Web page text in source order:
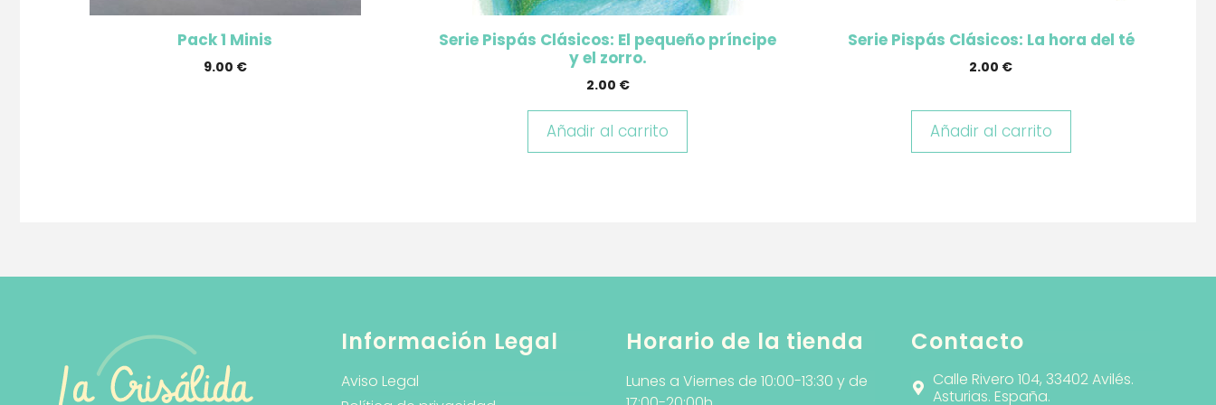
Pack 1 Minis
9.00 €
Serie Pispás Clásicos: El pequeño príncipe
y el zorro.
2.00 €
Añadir al carrito
Serie Pispás Clásicos: La hora del té
2.00 €
Añadir al carrito
Información Legal
Aviso Legal
Horario de la tienda
Lunes a Viernes de 10:00-13:30 y de
Contacto
Calle Rivero 104, 33402 Avilés.
Asturias. España.